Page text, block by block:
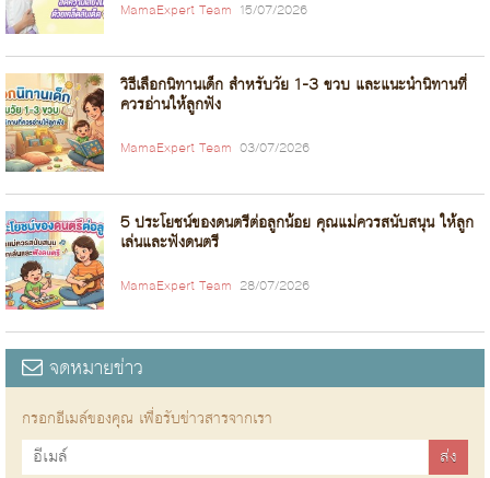
MamaExpert Team 15/07/2026
วิธีเลือกนิทานเด็ก สำหรับวัย 1-3 ขวบ และแนะนำนิทานที่
ควรอ่านให้ลูกฟัง
MamaExpert Team 03/07/2026
5 ประโยชน์ของดนตรีต่อลูกน้อย คุณแม่ควรสนับสนุน ให้ลูก
เล่นและฟังดนตรี
MamaExpert Team 28/07/2026
จดหมายข่าว
กรอกอีเมล์ของคุณ เพื่อรับข่าวสารจากเรา